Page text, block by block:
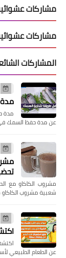
مشاركات
مشاركات
المشاركات
مدة
عن مدة حفظ السمك
مشروب الكاكاو مع
شعبية مشروب
عن الطعام الطبيعي